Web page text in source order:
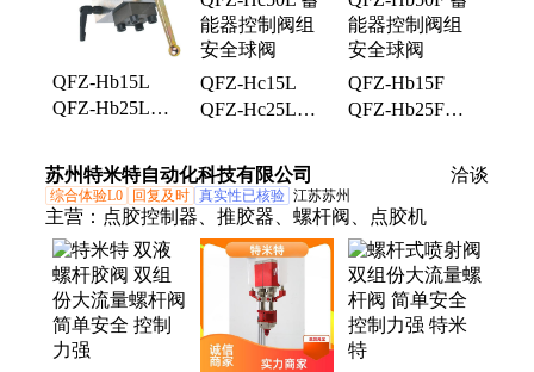
节流、板式单向、板式节流、节流截止阀
QFZ-Hb15L
QFZ-Hb25L
QFZ-Hb50L 蓄
能器控制阀组
安全球阀
QFZ-Hc15L
QFZ-Hc25L
QFZ-Hc50L 蓄
能器控制阀组
安全球阀
QFZ-Hb15F
QFZ-Hb25F
QFZ-Hb50F 蓄
能器控制阀组
安全球阀
苏州特米特自动化科技有限公司 洽谈
综合体验L0 回复及时 真实性已核验 江苏苏州
主营： 点胶控制器、推胶器、螺杆阀、点胶机